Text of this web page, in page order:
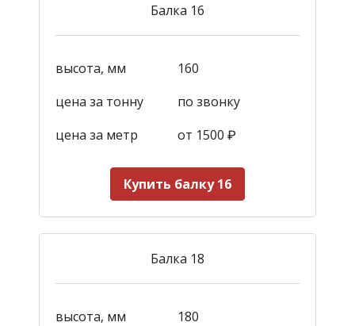
Балка 16
высота, мм
160
цена за тонну
по звонку
цена за метр
от 1500 ₽
Купить балку 16
Балка 18
высота, мм
180